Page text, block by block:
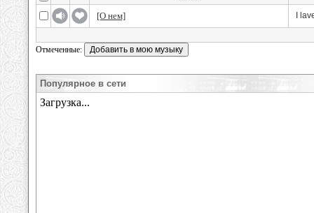
[О нем]
I
Отмеченные:
Популярное в сети